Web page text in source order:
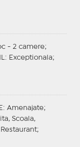
- 2 camere;
: Exceptionala;
: Amenajate;
Scoala,